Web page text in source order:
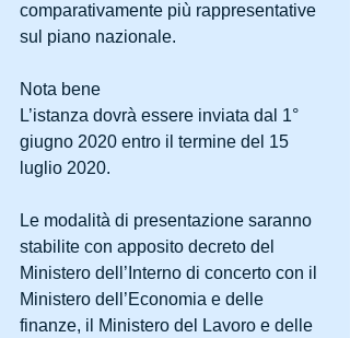
comparativamente più rappresentative
sul piano nazionale.
Nota bene
L’istanza dovrà essere inviata dal 1°
giugno 2020 entro il termine del 15
luglio 2020.
Le modalità di presentazione saranno
stabilite con apposito decreto del
Ministero dell’Interno di concerto con il
Ministero dell’Economia e delle
finanze, il Ministero del Lavoro e delle